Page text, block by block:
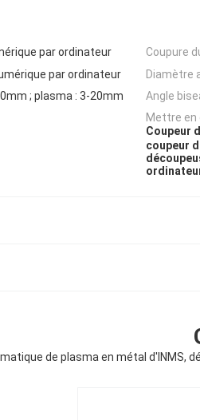
par ordinateur Coupure
par ordinateur Diamètre
; plasma : 3-20mm Angle
Mettre en
Coupeur
coupeur
de plasma en métal d'INMS,